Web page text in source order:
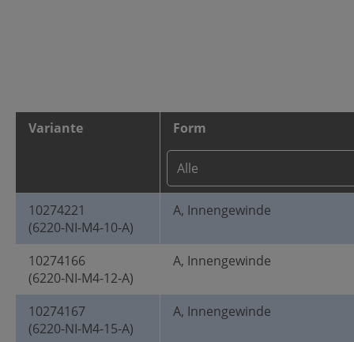
Variante Form
10274221
(6220-NI-M4-10-A)
A, Innengewinde
10274166
(6220-NI-M4-12-A)
A, Innengewinde
10274167
(6220-NI-M4-15-A)
A, Innengewinde